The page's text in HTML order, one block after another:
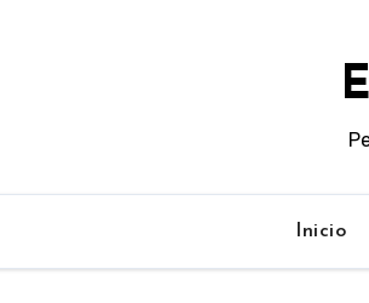
Inicio